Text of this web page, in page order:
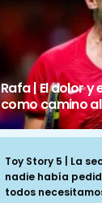
Rafa | El dolor y
como camino
Toy Story 5 | La
nadie había
todos